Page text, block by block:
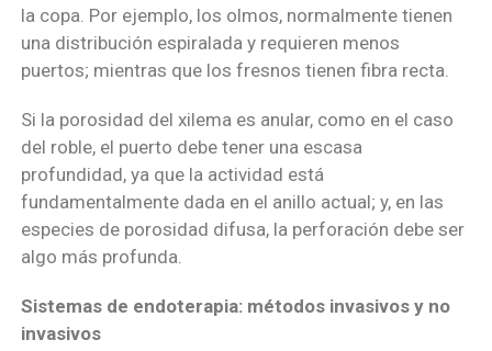
la copa. Por ejemplo, los olmos, normalmente tienen
una distribución espiralada y requieren menos
puertos; mientras que los fresnos tienen fibra recta.
Si la porosidad del xilema es anular, como en el caso
del roble, el puerto debe tener una escasa
profundidad, ya que la actividad está
fundamentalmente dada en el anillo actual; y, en las
especies de porosidad difusa, la perforación debe ser
algo más profunda.
Sistemas de endoterapia: métodos invasivos y no
invasivos